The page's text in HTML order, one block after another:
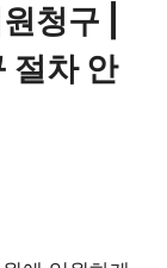
청구 |
절차 안